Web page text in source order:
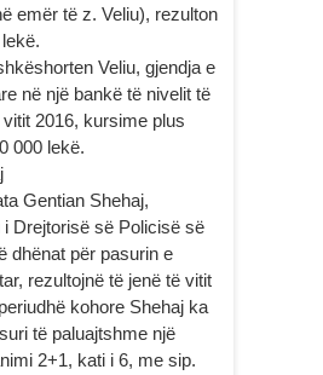
emër të z. Veliu), rezulton
Veliu, gjendja e
në një bankë të nivelit të
2016, kursime plus
000 lekë.
Gentian Shehaj,
Drejtorisë së Policisë së
dhënat për pasurin e
rezultojnë të jenë të vitit
kohore Shehaj ka
të paluajtshme një
2+1, kati i 6, me sip.